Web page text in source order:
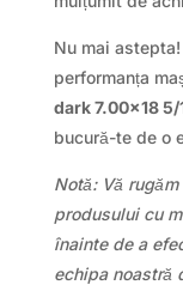
Nu mai
performanța
dark 7.00×18 5/
bucură-te de o
Notă: Vă
produsului cu
înainte de a
echipa noastră